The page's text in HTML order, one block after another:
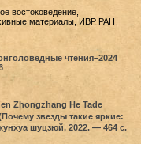
востоковедение,
материалы, ИВР РАН
чтения–2024
Zhongzhang He Tade
звезды такие яркие:
шуцзюй, 2022. — 464 с.